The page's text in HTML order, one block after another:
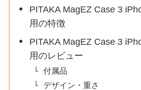
PITAKA MagEZ Case 3
用の特徴
PITAKA MagEZ Case 3
用のレビュー
付属品
デザイン・重さ